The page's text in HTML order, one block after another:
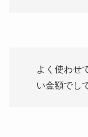
よく使わせ
い金額でし